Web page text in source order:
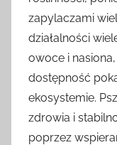
zapylaczami
działalności
owoce i
dostępność
ekosystemie.
zdrowia i
poprzez